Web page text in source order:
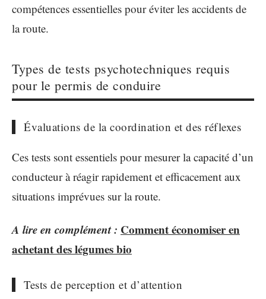
compétences essentielles pour éviter les accidents de
la route.
Types de tests psychotechniques requis
pour le permis de conduire
Évaluations de la coordination et des réflexes
Ces tests sont essentiels pour mesurer la capacité d’un
conducteur à réagir rapidement et efficacement aux
situations imprévues sur la route.
A lire en complément : Comment économiser en
achetant des légumes bio
Tests de perception et d’attention